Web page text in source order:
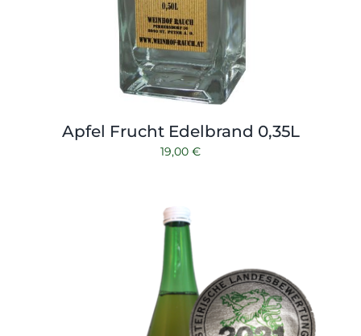
Apfel Frucht Edelbrand 0,35L
19,00 €